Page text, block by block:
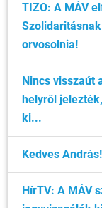
TIZO: A MÁV
orvosolnia!
Nincs visszaút
helyről
ki...
Kedves András!
HírTV: A MÁV